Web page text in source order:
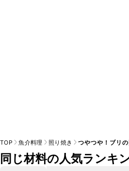
TOP 魚介料理 照り焼き つやつや！ブリ
同じ材料の人気ランキ